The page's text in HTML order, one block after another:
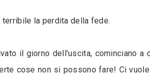
terribile la perdita della fede.
il giorno dell’uscita, cominciano
cose non si possono fare! Ci